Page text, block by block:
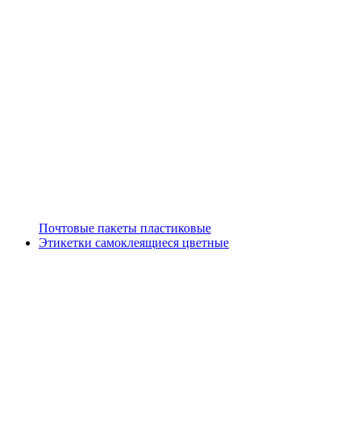
Почтовые пакеты пластиковые
Этикетки самоклеящиеся цветные